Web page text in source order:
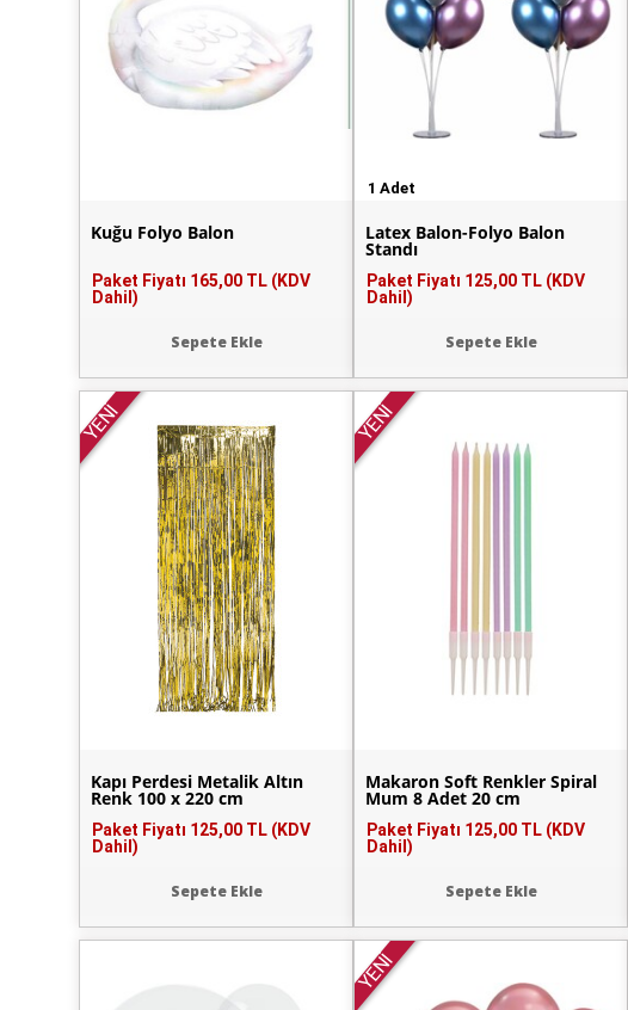
Kuğu Folyo Balon
Paket Fiyatı 165,00 TL (KDV
Dahil)
Sepete Ekle
1 Adet
Latex Balon-Folyo Balon
Standı
Paket Fiyatı 125,00 TL (KDV
Dahil)
Sepete Ekle
YENİ
Kapı Perdesi Metalik Altın
Renk 100 x 220 cm
Paket Fiyatı 125,00 TL (KDV
Dahil)
Sepete Ekle
YENİ
Makaron Soft Renkler Spiral
Mum 8 Adet 20 cm
Paket Fiyatı 125,00 TL (KDV
Dahil)
Sepete Ekle
YENİ